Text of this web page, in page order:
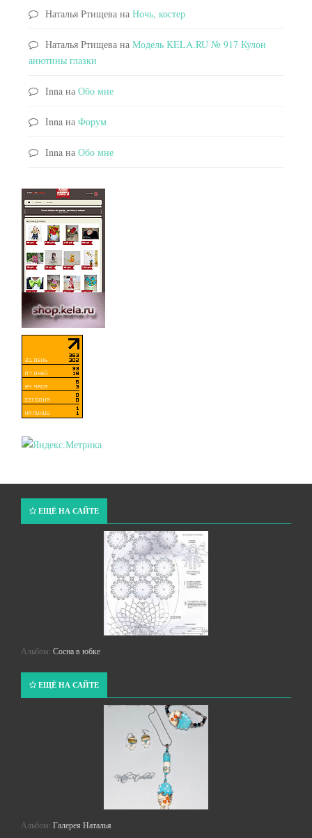
Наталья Ртищева на Ночь, костер
Наталья Ртищева на Модель KELA.RU № 917 Кулон
анютины глазки
Inna на Обо мне
Inna на Форум
Inna на Обо мне
ЕЩЁ НА САЙТЕ
Альбом: Сосна в юбке
ЕЩЁ НА САЙТЕ
Альбом: Галерея Наталья